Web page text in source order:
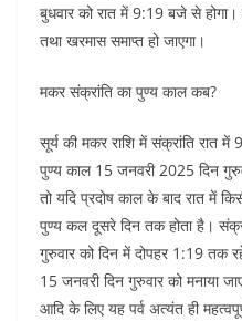
बुधवार को रात में 9:19 बजे से होगा।
तथा खरमास समाप्त हो जाएगा।
मकर संक्रांति का पुण्य काल कब?
सूर्य की मकर राशि में संक्रांति रात
पुण्य काल 15 जनवरी 2025 दिन
तो यदि प्रदोष काल के बाद रात में
पुण्य कल दूसरे दिन तक होता है।
गुरुवार को दिन में दोपहर 1:19 तक
15 जनवरी दिन गुरुवार को मनाया
आदि के लिए यह पर्व अत्यंत ही